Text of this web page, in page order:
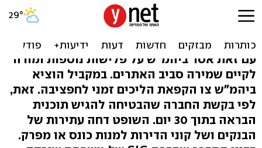
ביהמ"ש הורה: לא לפנות
הפולשים לדירות חפציבה
עם זאת אסר ביהמ"ש על פלישות נוספות ומורה
לקיים שמירה סביב האתרים. במקביל הוציא
ביהמ"ש צו הקפאת הליכים זמני לחפציבה. זאת,
לפי בקשת החברה שהבטיחה להגיש תוכנית
הבראה בתוך 30 יום. השופט דחה עתירות של
הבנקים ושל קוני הדירות למנות כונס או מפרק.